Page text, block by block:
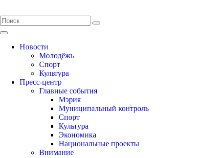
Новости
Молодёжь
Спорт
Культура
Пресс-центр
Главные события
Мэрия
Муниципальный контроль
Спорт
Культура
Экономика
Национальные проекты
Внимание